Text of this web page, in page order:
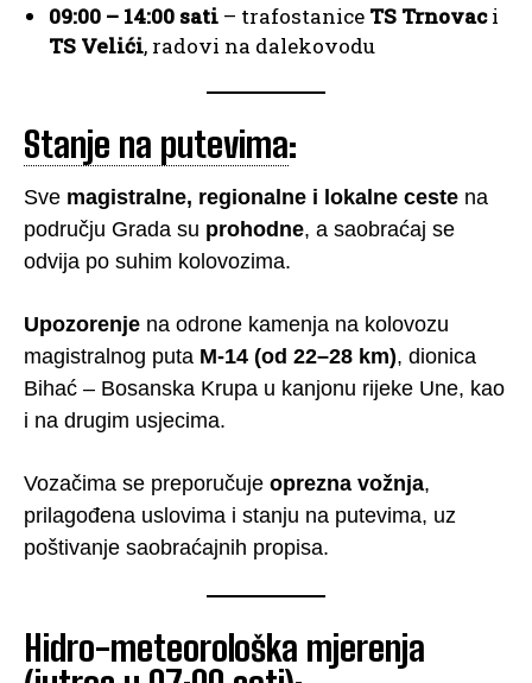
09:00 – 14:00 sati – trafostanice TS Trnovaci
TS Velići, radovi na dalekovodu
Stanje na putevima:
Sve magistralne, regionalne i lokalne ceste na
području Grada su prohodne, a saobraćaj se
odvija po suhim kolovozima.
Upozorenje na odrone kamenja na kolovozu
magistralnog puta M-14 (od 22–28 km), dionica
Bihać – Bosanska Krupa u kanjonu rijeke Une, kao
i na drugim usjecima.
Vozačima se preporučuje oprezna vožnja,
prilagođena uslovima i stanju na putevima, uz
poštivanje saobraćajnih propisa.
Hidro-meteorološka mjerenja